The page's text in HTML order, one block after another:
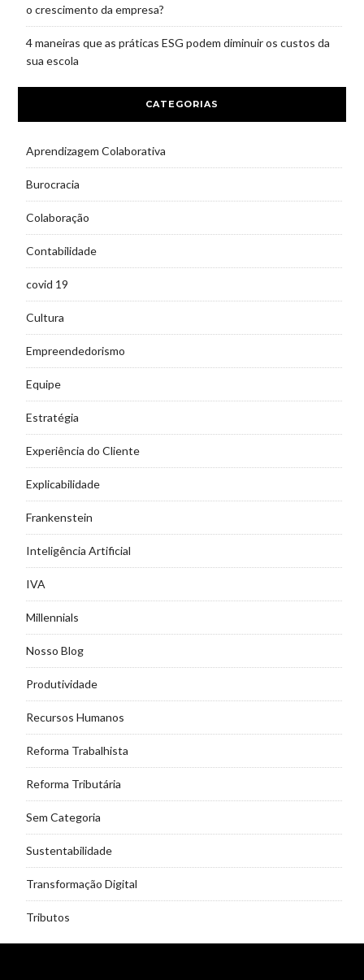
o crescimento da empresa?
4 maneiras que as práticas ESG podem diminuir os custos da
sua escola
CATEGORIAS
Aprendizagem Colaborativa
Burocracia
Colaboração
Contabilidade
covid 19
Cultura
Empreendedorismo
Equipe
Estratégia
Experiência do Cliente
Explicabilidade
Frankenstein
Inteligência Artificial
IVA
Millennials
Nosso Blog
Produtividade
Recursos Humanos
Reforma Trabalhista
Reforma Tributária
Sem Categoria
Sustentabilidade
Transformação Digital
Tributos